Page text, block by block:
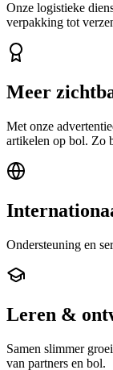
Onze logistieke
verpakking tot
Meer
Met onze
artikelen op bol. Zo
Ondersteuning en
Leren &
Samen slimmer
van partners en bol.